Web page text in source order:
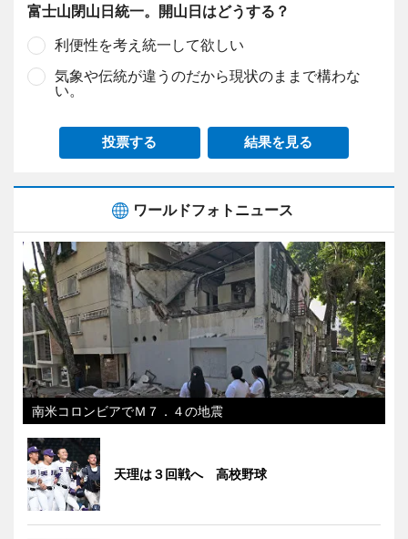
富士山閉山日統一。開山日はどうする？
利便性を考え統一して欲しい
気象や伝統が違うのだから現状のままで構わな
い。
投票する 結果を見る
ワールドフォトニュース
南米コロンビアでＭ７．４の地震
天理は３回戦へ 高校野球